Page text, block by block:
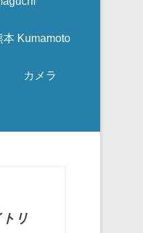
本 Kumamoto
カメラ
リ